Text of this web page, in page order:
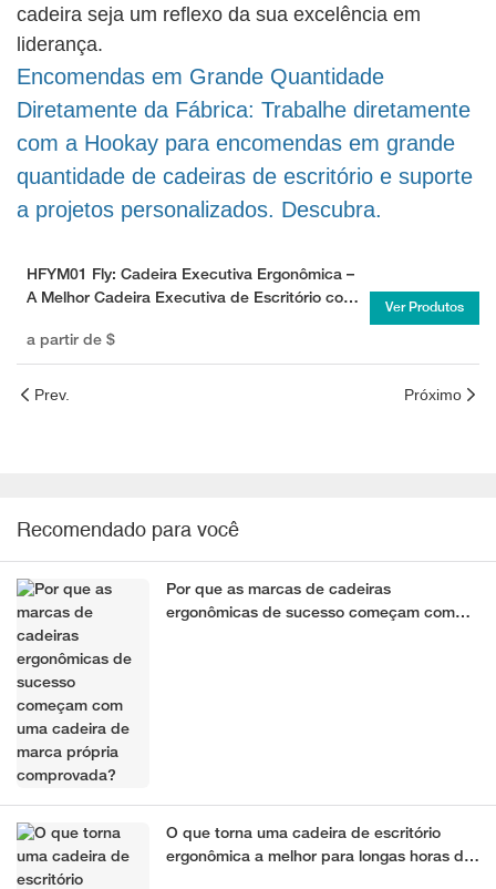
cadeira seja um reflexo da sua excelência em
liderança.
Encomendas em Grande Quantidade
Diretamente da Fábrica: Trabalhe diretamente
com a Hookay para encomendas em grande
quantidade de cadeiras de escritório e suporte
a projetos personalizados. Descubra.
HFYM01 Fly: Cadeira Executiva Ergonômica –
A Melhor Cadeira Executiva de Escritório com
a partir de $
Ver Produtos
Prev. Próximo
Recomendado para você
Por que as marcas de cadeiras
ergonômicas de sucesso começam com
O que torna uma cadeira de escritório
ergonômica a melhor para longas horas de